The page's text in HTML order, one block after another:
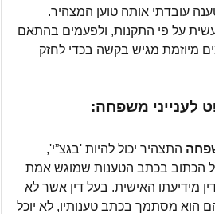
עובדתי אותה טוען המצהיר.
על פי התקנות, ולפעמים בהתאם
מיוזמת מגיש בקשה בכדי לחזק
לענייני משפחה:
התצהיר יכול להיות 'בגצ”י',
הכתוב בכתב הטענות שמוגש אמת
מידיעתו האישית. בעל דין אשר לא
הוא מסתמך בכתב טענותיו, לא יוכל